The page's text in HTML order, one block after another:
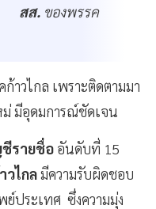
สส. ของพรรค
าวไกล เพราะติดตามมา
ม่ มีอุดมการณ์ชัดเจน
รายชื่อ อันดับที่ 15
วไกลมีความรับผิดชอบ
ย์ประเทศ ซึ่งความมุ่ง